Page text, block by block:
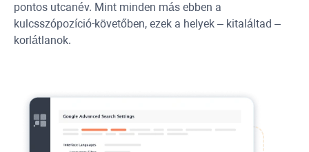
pontos utcanév. Mint minden más ebben a
kulcsszópozíció-követőben, ezek a helyek – kitaláltad –
korlátlanok.